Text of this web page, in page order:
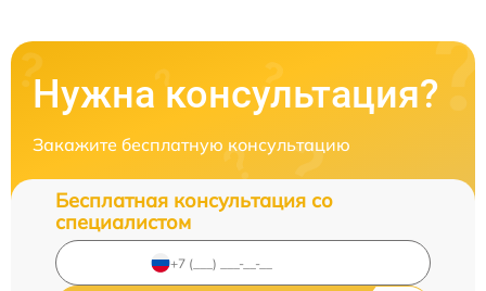
Нужна консультация?
Закажите бесплатную консультацию
Бесплатная консультация со
специалистом